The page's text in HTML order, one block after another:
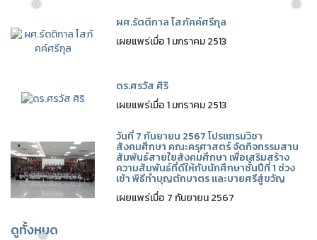
ผศ.รัตติกาล โสภัคค์ศรีกุล
เผยแพร่เมื่อ 1 มกราคม 2513
ดร.ศรวัส ศิริ
เผยแพร่เมื่อ 1 มกราคม 2513
วันที่ 7 กันยายน 2567 โปรแกรมวิชา
สังคมศึกษา คณะครุศาสตร์ จัดกิจกรรมสาน
สัมพันธ์สายใยสังคมศึกษา เพื่อเสริมสร้าง
ความสัมพันธ์ที่ดีให้กับนักศึกษาชั้นปีที่ 1 ช่วง
เช้า พิธีทำบุญตักบาตร และบายศรีสู่ขวัญ
เผยแพร่เมื่อ 7 กันยายน 2567
ดูทั้งหมด
❅